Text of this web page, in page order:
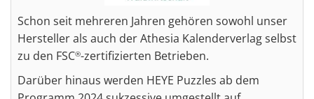
Schon seit mehreren Jahren gehören sowohl unser
Hersteller als auch der Athesia Kalenderverlag selbst
zu den FSC®-zertifizierten Betrieben.
Darüber hinaus werden HEYE Puzzles ab dem